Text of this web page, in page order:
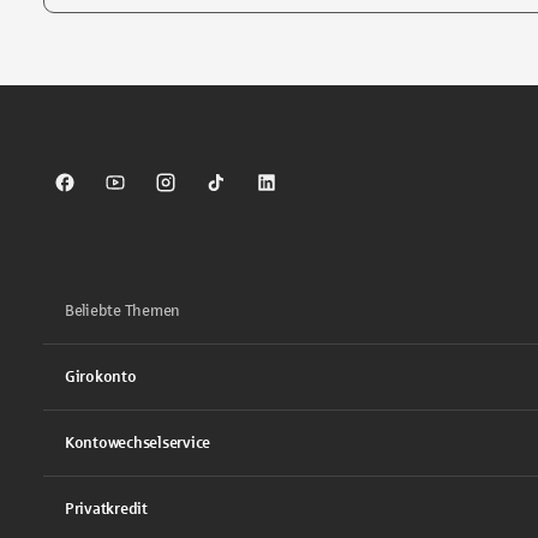
Sparkasse auf Facebook
Sparkasse auf Youtube
Sparkasse auf Instagram
Sparkasse auf TikTok
Sparkasse auf LinkedIn
Beliebte Themen
Girokonto
Kontowechselservice
Privatkredit